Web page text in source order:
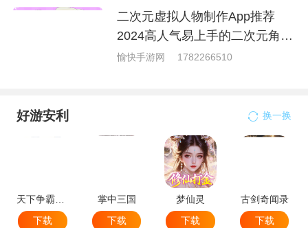
二次元虚拟人物制作App推荐
2024高人气易上手的二次元角色
生成工具
愉快手游网 1782266510
好游安利 换一换
天下争霸三国志
下载
掌中三国
下载
梦仙灵
下载
古剑奇闻录
下载